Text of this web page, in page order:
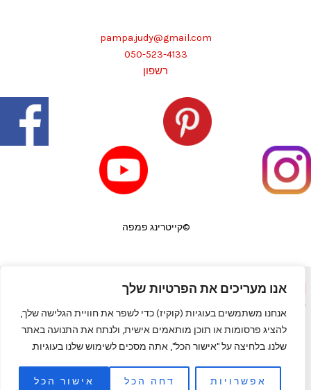
אנו מעריכים את הפרטיות שלך
אנחנו משתמשים בעוגיות (קוקיז) כדי לשפר את חוויית הגלישה שלך,
להציג פרסומות או תוכן מותאמים אישית, ולנתח את התנועה באתר
שלנו. בלחיצה על "אישור הכל", אתה מסכים לשימוש שלנו בעוגיות.
אפשרויות דחה הכל אישור הכל
pampa.judy@gmail.com
050-523-4133
רשפון
©קייטרינג פמפה
פורטל יופי בראש|שף פרטי לאירועים
פאות